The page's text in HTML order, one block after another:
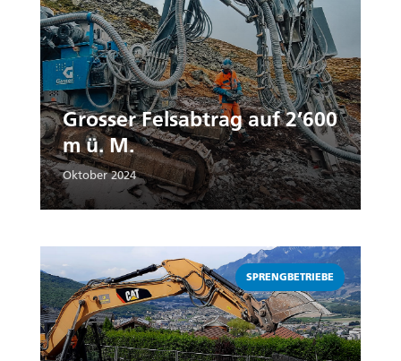
Grosser Felsabtrag auf 2’600
m ü. M.
Oktober 2024
SPRENGBETRIEBE